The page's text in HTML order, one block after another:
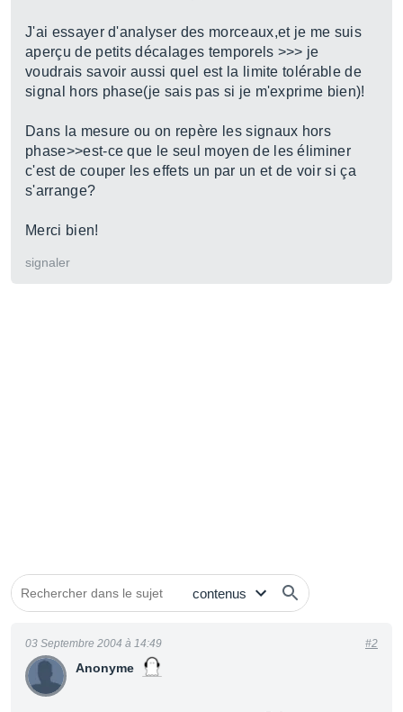
J'ai essayer d'analyser des morceaux,et je me suis
aperçu de petits décalages temporels >>> je
voudrais savoir aussi quel est la limite tolérable de
signal hors phase(je sais pas si je m'exprime bien)!
Dans la mesure ou on repère les signaux hors
phase>>est-ce que le seul moyen de les éliminer
c'est de couper les effets un par un et de voir si ça
s'arrange?
Merci bien!
signaler
Anonyme
03 Septembre 2004 à 14:49 #2